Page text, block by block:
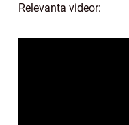
Relevanta videor: